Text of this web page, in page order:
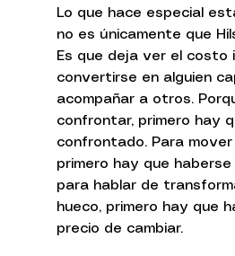
Lo que hace especial
no es únicamente que
Es que deja ver el costo
convertirse en alguien
acompañar a otros.
confrontar, primero hay
confrontado. Para
primero hay que haberse
para hablar de
hueco, primero hay que
precio de cambiar.